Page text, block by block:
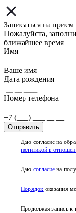
Записаться на прием
Пожалуйста,
ближайшее время
Имя
Ваше имя
Дата рождения
Номер телефона
+7 (___) ___ __ __
Отправить
Даю согласие на
политикой в
Даю согласиена
Порядок оказания
Продолжая запись к